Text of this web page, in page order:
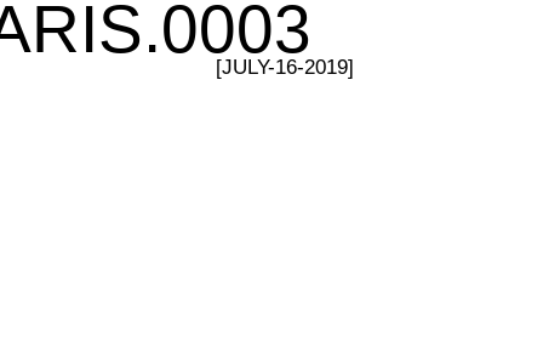
[JULY-16-2019]